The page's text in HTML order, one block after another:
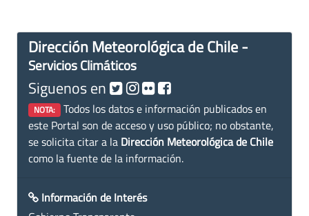
Dirección Meteorológica de Chile -
Servicios Climáticos
Siguenos en
NOTA: Todos los datos e información publicados en
este Portal son de acceso y uso público; no obstante,
se solicita citar a la Dirección Meteorológica de Chile
como la fuente de la información.
Información de Interés